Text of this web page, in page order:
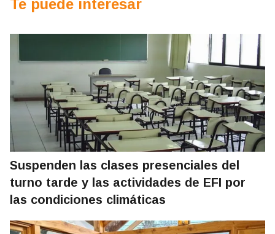
Te puede interesar
Suspenden las clases presenciales del
turno tarde y las actividades de EFI por
las condiciones climáticas